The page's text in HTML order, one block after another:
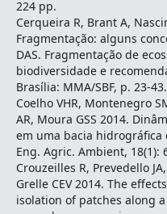
224 pp.
Cerqueira R, Brant A,
Fragmentação: alguns
DAS. Fragmentação de
biodiversidade e
Brasília: MMA/SBF, p. 23-43.
Coelho VHR, Montenegro
AR, Moura GSS 2014.
em uma bacia hidrográfica
Eng. Agric. Ambient, 18(1):
Crouzeilles R, Prevedello
Grelle CEV 2014. The
isolation of patches along